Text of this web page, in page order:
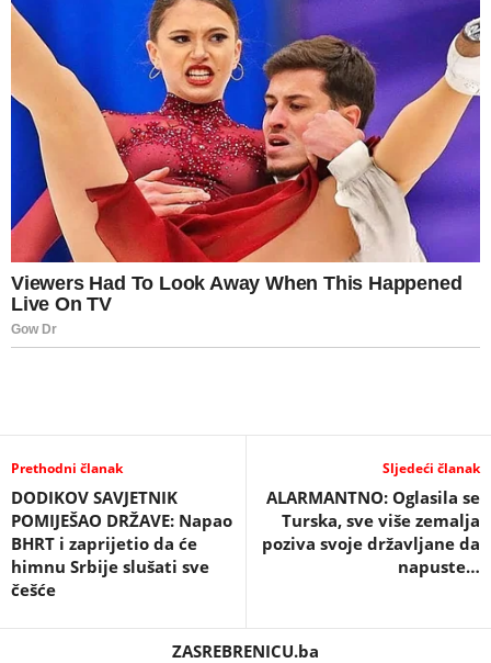
Prethodni članak
DODIKOV SAVJETNIK
POMIJEŠAO DRŽAVE: Napao
BHRT i zaprijetio da će
himnu Srbije slušati sve
češće
Sljedeći članak
ALARMANTNO: Oglasila se
Turska, sve više zemalja
poziva svoje državljane da
napuste…
ZASREBRENICU.ba